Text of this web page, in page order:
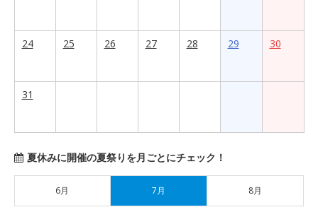
24 25 26 27 28 29 30
31
夏休みに開催の夏祭りを月ごとにチェック！
6月 7月 8月